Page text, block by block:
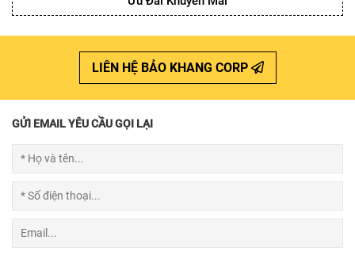
LIÊN HỆ BẢO KHANG CORP
GỬI EMAIL YÊU CẦU GỌI LẠI